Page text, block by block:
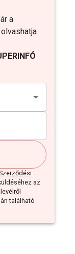
a
az
található